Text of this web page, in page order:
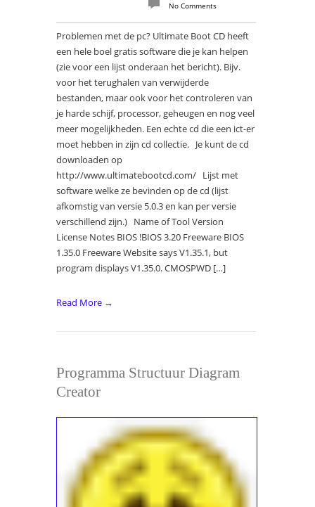
No Comments
Problemen met de pc? Ultimate Boot CD heeft
een hele boel gratis software die je kan helpen
(zie voor een lijst onderaan het bericht). Bijv.
voor het terughalen van verwijderde
bestanden, maar ook voor het controleren van
je harde schijf, processor, geheugen en nog veel
meer mogelijkheden. Een echte cd die een ict-er
moet hebben in zijn cd collectie. Je kunt de cd
downloaden op
http://www.ultimatebootcd.com/ Lijst met
software welke ze bevinden op de cd (lijst
afkomstig van versie 5.0.3 en kan per versie
verschillend zijn.) Name of Tool Version
License Notes BIOS !BIOS 3.20 Freeware BIOS
1.35.0 Freeware Website says V1.35.1, but
program displays V1.35.0. CMOSPWD […]
Read More →
Programma Structuur Diagram
Creator